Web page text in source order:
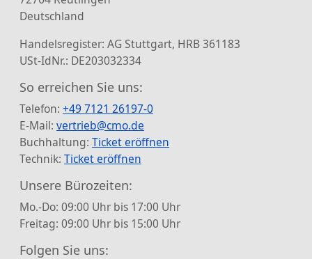
Deutschland
Handelsregister: AG Stuttgart, HRB 361183
USt-IdNr.: DE203032334
So erreichen Sie uns:
Telefon: +49 7121 26197-0
E-Mail: vertrieb@cmo.de
Buchhaltung: Ticket eröffnen
Technik: Ticket eröffnen
Unsere Bürozeiten:
Mo.-Do: 09:00 Uhr bis 17:00 Uhr
Freitag: 09:00 Uhr bis 15:00 Uhr
Folgen Sie uns: